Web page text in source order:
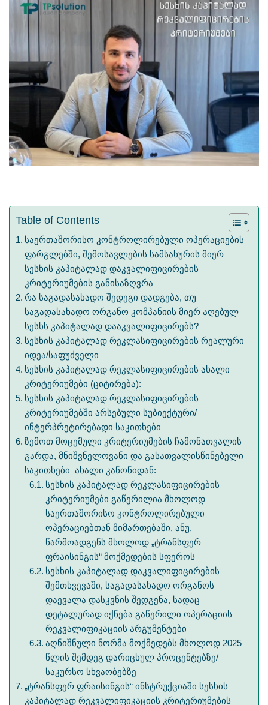
Table of Contents
საერთაშორისო კონტროლირებული ოპერაციების
ფარგლებში, შემოსავლების სამსახურის მიერ
სესხის კაპიტალად დაკვალიფიცირების
კრიტერიუმების განისაზღვრა
რა საგადასახადო შედეგი დადგება, თუ
საგადასახადო ორგანო კომპანიის მიერ აღებულ
სესხს კაპიტალად დააკვალიფიცირებს?
სესხის კაპიტალად რეკლასიფიცირების რეალური
იდეა/საფუძველი
სესხის კაპიტალად რეკლასიფიცირების ახალი
კრიტერიუმები (ციტირება):
სესხის კაპიტალად რეკლასიფიცირების
კრიტერიუმებში არსებული სუბიექტური/
ინტერპრეტირებადი საკითხები
ზემოთ მოცემული კრიტერიუმების ჩამონათვალის
გარდა, მნიშვნელოვანი და გასათვალისწინებელი
საკითხები ახალი კანონიდან:
სესხის კაპიტალად რეკლასიფიცირების
კრიტერიუმები გაწერილია მხოლოდ
საერთაშორისო კონტროლირებული
ოპერაციებთან მიმართებაში, ანუ,
წარმოადგენს მხოლოდ „ტრანსფერ
ფრაისინგის“ მოქმედების სფეროს
სესხის კაპიტალად დაკვალიფიცირების
შემთხვევაში, საგადასახადო ორგანოს
დაევალა დასკვნის შედგენა, სადაც
დეტალურად იქნება გაწერილი ოპერაციის
რეკვალიფიკაციის არგუმენტები
აღნიშნული ნორმა მოქმედებს მხოლოდ 2025
წლის შემდეგ დარიცხულ პროცენტებზე/
საკურსო სხვაობებზე
„ტრანსფერ ფრაისინგის“ ინსტრუქციაში სესხის
კაპიტალად რეკვალიფიკაციის კრიტერიუმების